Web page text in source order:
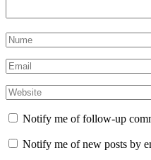
Notify me of follow-up
Notify me of new posts by